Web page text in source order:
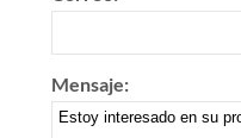
Mensaje: